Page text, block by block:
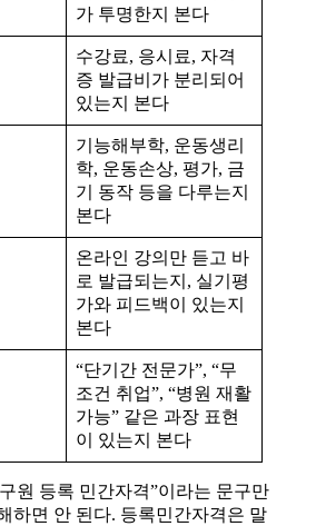
가 투명한지 본다
수강료, 응시료, 자격
증 발급비가 분리되어
있는지 본다
기능해부학, 운동생리
학, 운동손상, 평가, 금
기 동작 등을 다루는지
본다
온라인 강의만 듣고 바
로 발급되는지, 실기평
가와 피드백이 있는지
본다
“단기간 전문가”, “무
조건 취업”, “병원 재활
가능” 같은 과장 표현
이 있는지 본다
원 등록 민간자격”이라는 문구만
하면 안 된다. 등록민간자격은 말